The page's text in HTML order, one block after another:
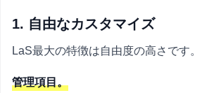
1. 自由なカスタマイズ
LaS最大の特徴は自由度の高さです。
管理項目。